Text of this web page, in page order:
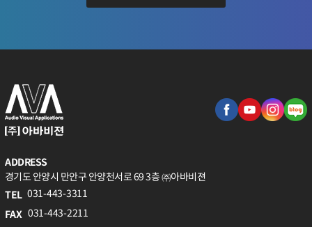
ADDRESS
경기도 안양시 만안구 안양천서로 69 3층 ㈜아바비젼
TEL 031-443-3311
FAX 031-443-2211